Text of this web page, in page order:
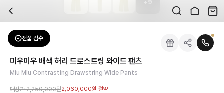
배송은 얼마나 걸리나요?
검수는 어떻게 진행되나요? 검수 사진을 받을 수 있나요?
전문 스태프가 실물 상품을 직접 확인한 후 검수 사진을 제공합니다. 가죽 재질,
교환이나 반품이 가능한가요?
수령 후 7일 이내 신청하시면 상품 하자, 사이즈 불일치, 고객 변심 모두 교환·반
쿠폰과 적립금을 함께 사용할 수 있나요?
네, 쿠폰과 적립금을 결제 시 함께 사용하실 수 있습니다. 적립금은 1,000원 이상
브랜드:
성별:여성
색상:라이트그린
가격:190,000원
미우미우(Miu Miu)의 독창적인 감각이 돋보이는 배색 허리 드로스트링 와이드 팬
미우미우 배색 허리 드로스트링 와이드 팬츠
9
전품 검수
Miu Miu 팬츠
미우미우 배색 허리 드로스트링 와이드 팬츠
Miu Miu Contrasting Drawstring Wide Pants
매장가2,250,000원2,060,000원 절약